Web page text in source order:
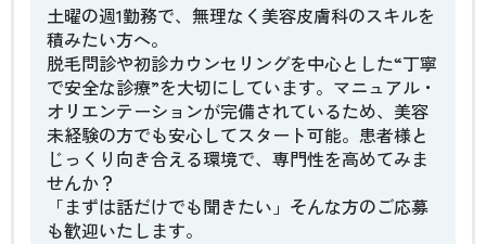
土曜の週1勤務で、無理なく美容皮膚科のスキルを
積みたい方へ。
脱毛問診や初診カウンセリングを中心とした“丁寧
で安全な診療”を大切にしています。マニュアル・
オリエンテーションが完備されているため、美容
未経験の方でも安心してスタート可能。患者様と
じっくり向き合える環境で、専門性を高めてみま
せんか？
「まずは話だけでも聞きたい」そんな方のご応募
も歓迎いたします。